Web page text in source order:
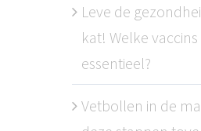
Leve de
kat! Welke vaccins
essentieel?
Vetbollen in de